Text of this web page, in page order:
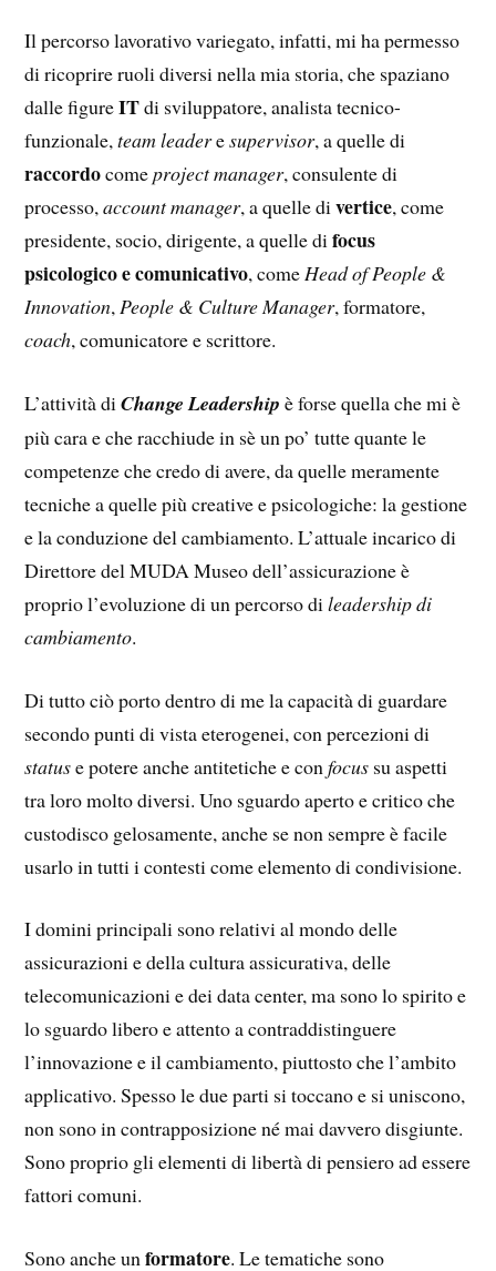
Il percorso lavorativo variegato, infatti, mi ha permesso
di ricoprire ruoli diversi nella mia storia, che spaziano
dalle figureITdi sviluppatore, analista tecnico-
funzionale,team leaderesupervisor, a quelle di
raccordocomeproject manager, consulente di
processo,account manager, a quelle divertice, come
presidente, socio, dirigente, a quelle difocus
psicologico e comunicativo, comeHead of People &
Innovation,People & Culture Manager, formatore,
coach, comunicatore e scrittore.
L’attività diChange Leadership è forse quella che mi è
più cara e che racchiude in sè un po’ tutte quante le
competenze che credo di avere, da quelle meramente
tecniche a quelle più creative e psicologiche: la gestione
e la conduzione del cambiamento. L’attuale incarico di
Direttore del MUDA Museo dell’assicurazione è
proprio l’evoluzione di un percorso dileadership di
cambiamento.
Di tutto ciò porto dentro di me la capacità di guardare
secondo punti di vista eterogenei, con percezioni di
statuse potere anche antitetiche e confocus su aspetti
tra loro molto diversi. Uno sguardo aperto e critico che
custodisco gelosamente, anche se non sempre è facile
usarlo in tutti i contesti come elemento di condivisione.
I domini principali sono relativi al mondo delle
assicurazioni e della cultura assicurativa, delle
telecomunicazioni e dei data center, ma sono lo spirito e
lo sguardo libero e attento a contraddistinguere
l’innovazione e il cambiamento, piuttosto che l’ambito
applicativo. Spesso le due parti si toccano e si uniscono,
non sono in contrapposizione né mai davvero disgiunte.
Sono proprio gli elementi di libertà di pensiero ad essere
fattori comuni.
Sono anche unformatore. Le tematiche sono